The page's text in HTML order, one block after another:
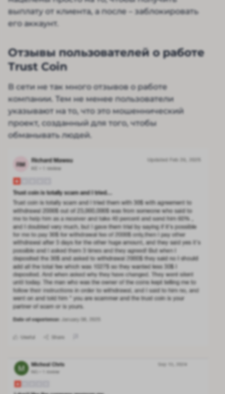
выплату от клиента, а после – заблокировать
его аккаунт.
Отзывы пользователей о работе
Trust Coin
В сети не так много отзывов о работе
компании. Тем не менее пользователи
указывают на то, что это мошеннический
проект, созданный для того, чтобы
обманывать людей.